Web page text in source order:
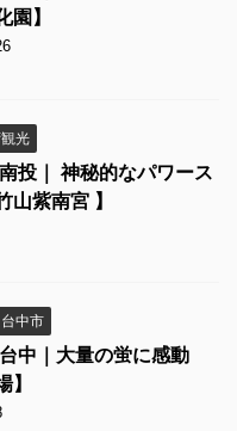
園】
光
投｜ 神秘的なパワース
山紫南宮 】
台中市
中｜大量の蛍に感動
】